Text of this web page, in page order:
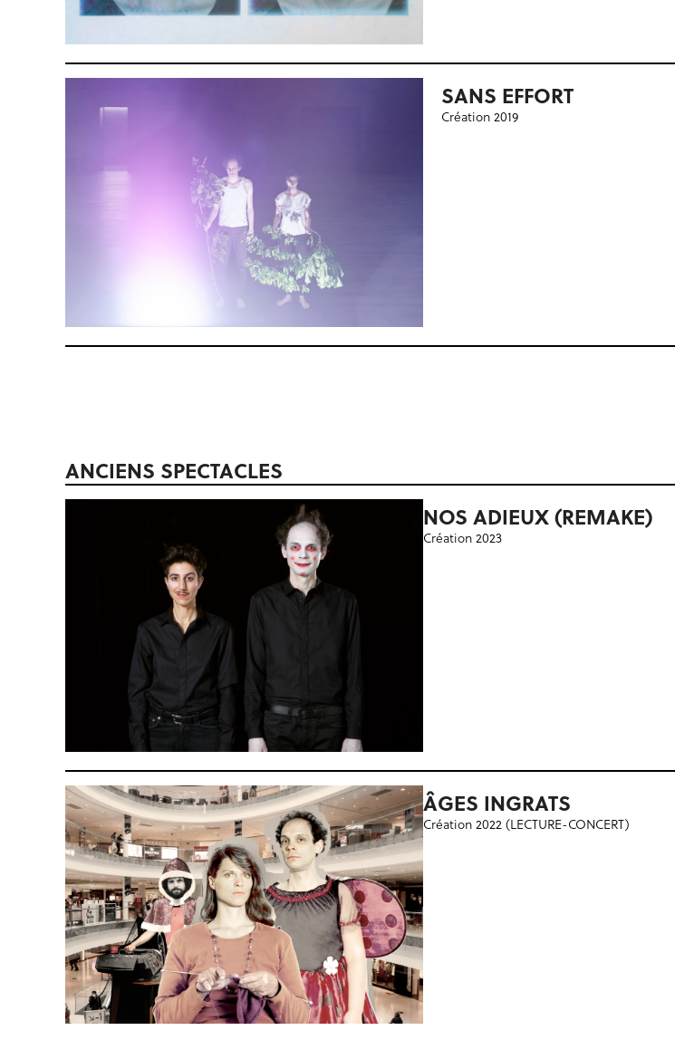
SANS EFFORT
Création 2019
ANCIENS SPECTACLES
NOS ADIEUX (REMAKE)
Création 2023
ÂGES INGRATS
Création 2022 (LECTURE-CONCERT)